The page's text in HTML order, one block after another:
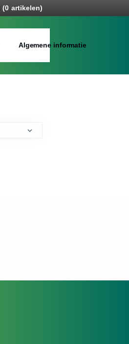
(0 artikelen)
Algemene informatie